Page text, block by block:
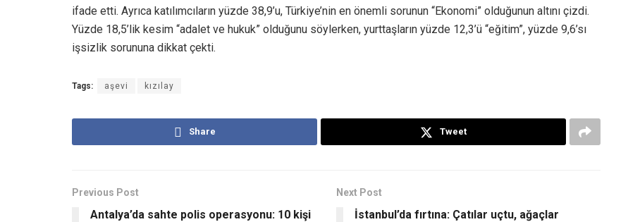
ifade etti. Ayrıca katılımcıların yüzde 38,9’u, Türkiye’nin en önemli sorunun “Ekonomi” olduğunun altını çizdi.
Yüzde 18,5’lik kesim “adalet ve hukuk” olduğunu söylerken, yurttaşların yüzde 12,3’ü “eğitim”, yüzde 9,6’sı
işsizlik sorununa dikkat çekti.
Tags: aşevi kızılay
Share Tweet
Previous Post
Antalya’da sahte polis operasyonu: 10 kişi
Next Post
İstanbul’da fırtına: Çatılar uçtu, ağaçlar